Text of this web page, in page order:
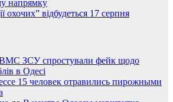
напрямку
охочих” відбудеться 17 серпня
ЗСУ спростували фейк щодо
в Одесі
15 человек отравились пирожными